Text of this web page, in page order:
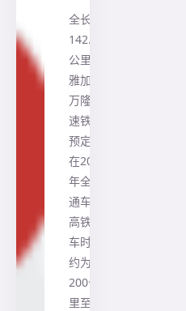
全长
142.3
公里的
雅加达-
万隆高
速铁路
预定能
在2021
年全线
通车，
高铁列
车时速
约为
200公
里至